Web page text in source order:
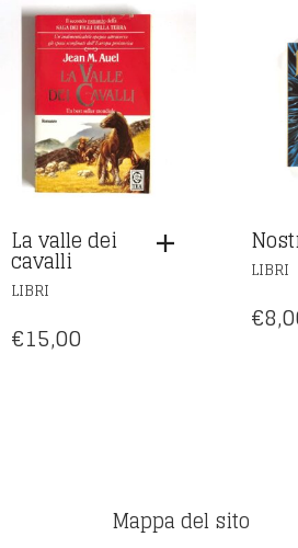
La valle dei
cavalli
LIBRI
€15,00
LIBRI
€
Mappa del sito